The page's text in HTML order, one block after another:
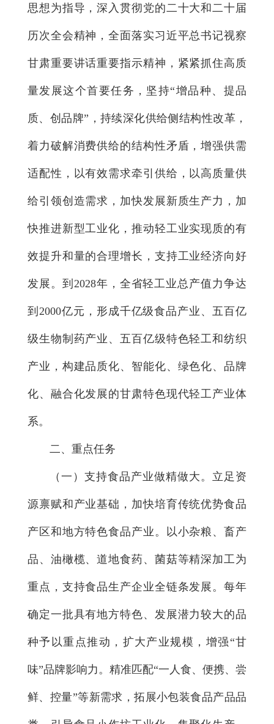
思想为指导，深入贯彻党的二十大和二十届
历次全会精神，全面落实习近平总书记视察
甘肃重要讲话重要指示精神，紧紧抓住高质
量发展这个首要任务，坚持“增品种、提品
质、创品牌”，持续深化供给侧结构性改革，
着力破解消费供给的结构性矛盾，增强供需
适配性，以有效需求牵引供给，以高质量供
给引领创造需求，加快发展新质生产力，加
快推进新型工业化，推动轻工业实现质的有
效提升和量的合理增长，支持工业经济向好
发展。到2028年，全省轻工业总产值力争达
到2000亿元，形成千亿级食品产业、五百亿
级生物制药产业、五百亿级特色轻工和纺织
产业，构建品质化、智能化、绿色化、品牌
化、融合化发展的甘肃特色现代轻工产业体
系。
二、重点任务
（一）支持食品产业做精做大。 立足资
源禀赋和产业基础，加快培育传统优势食品
产区和地方特色食品产业。以小杂粮、畜产
品、油橄榄、道地食药、菌菇等精深加工为
重点，支持食品生产企业全链条发展。每年
确定一批具有地方特色、发展潜力较大的品
种予以重点推动，扩大产业规模，增强“甘
味”品牌影响力。精准匹配“一人食、便携、尝
鲜、控量”等新需求，拓展小包装食品产品品